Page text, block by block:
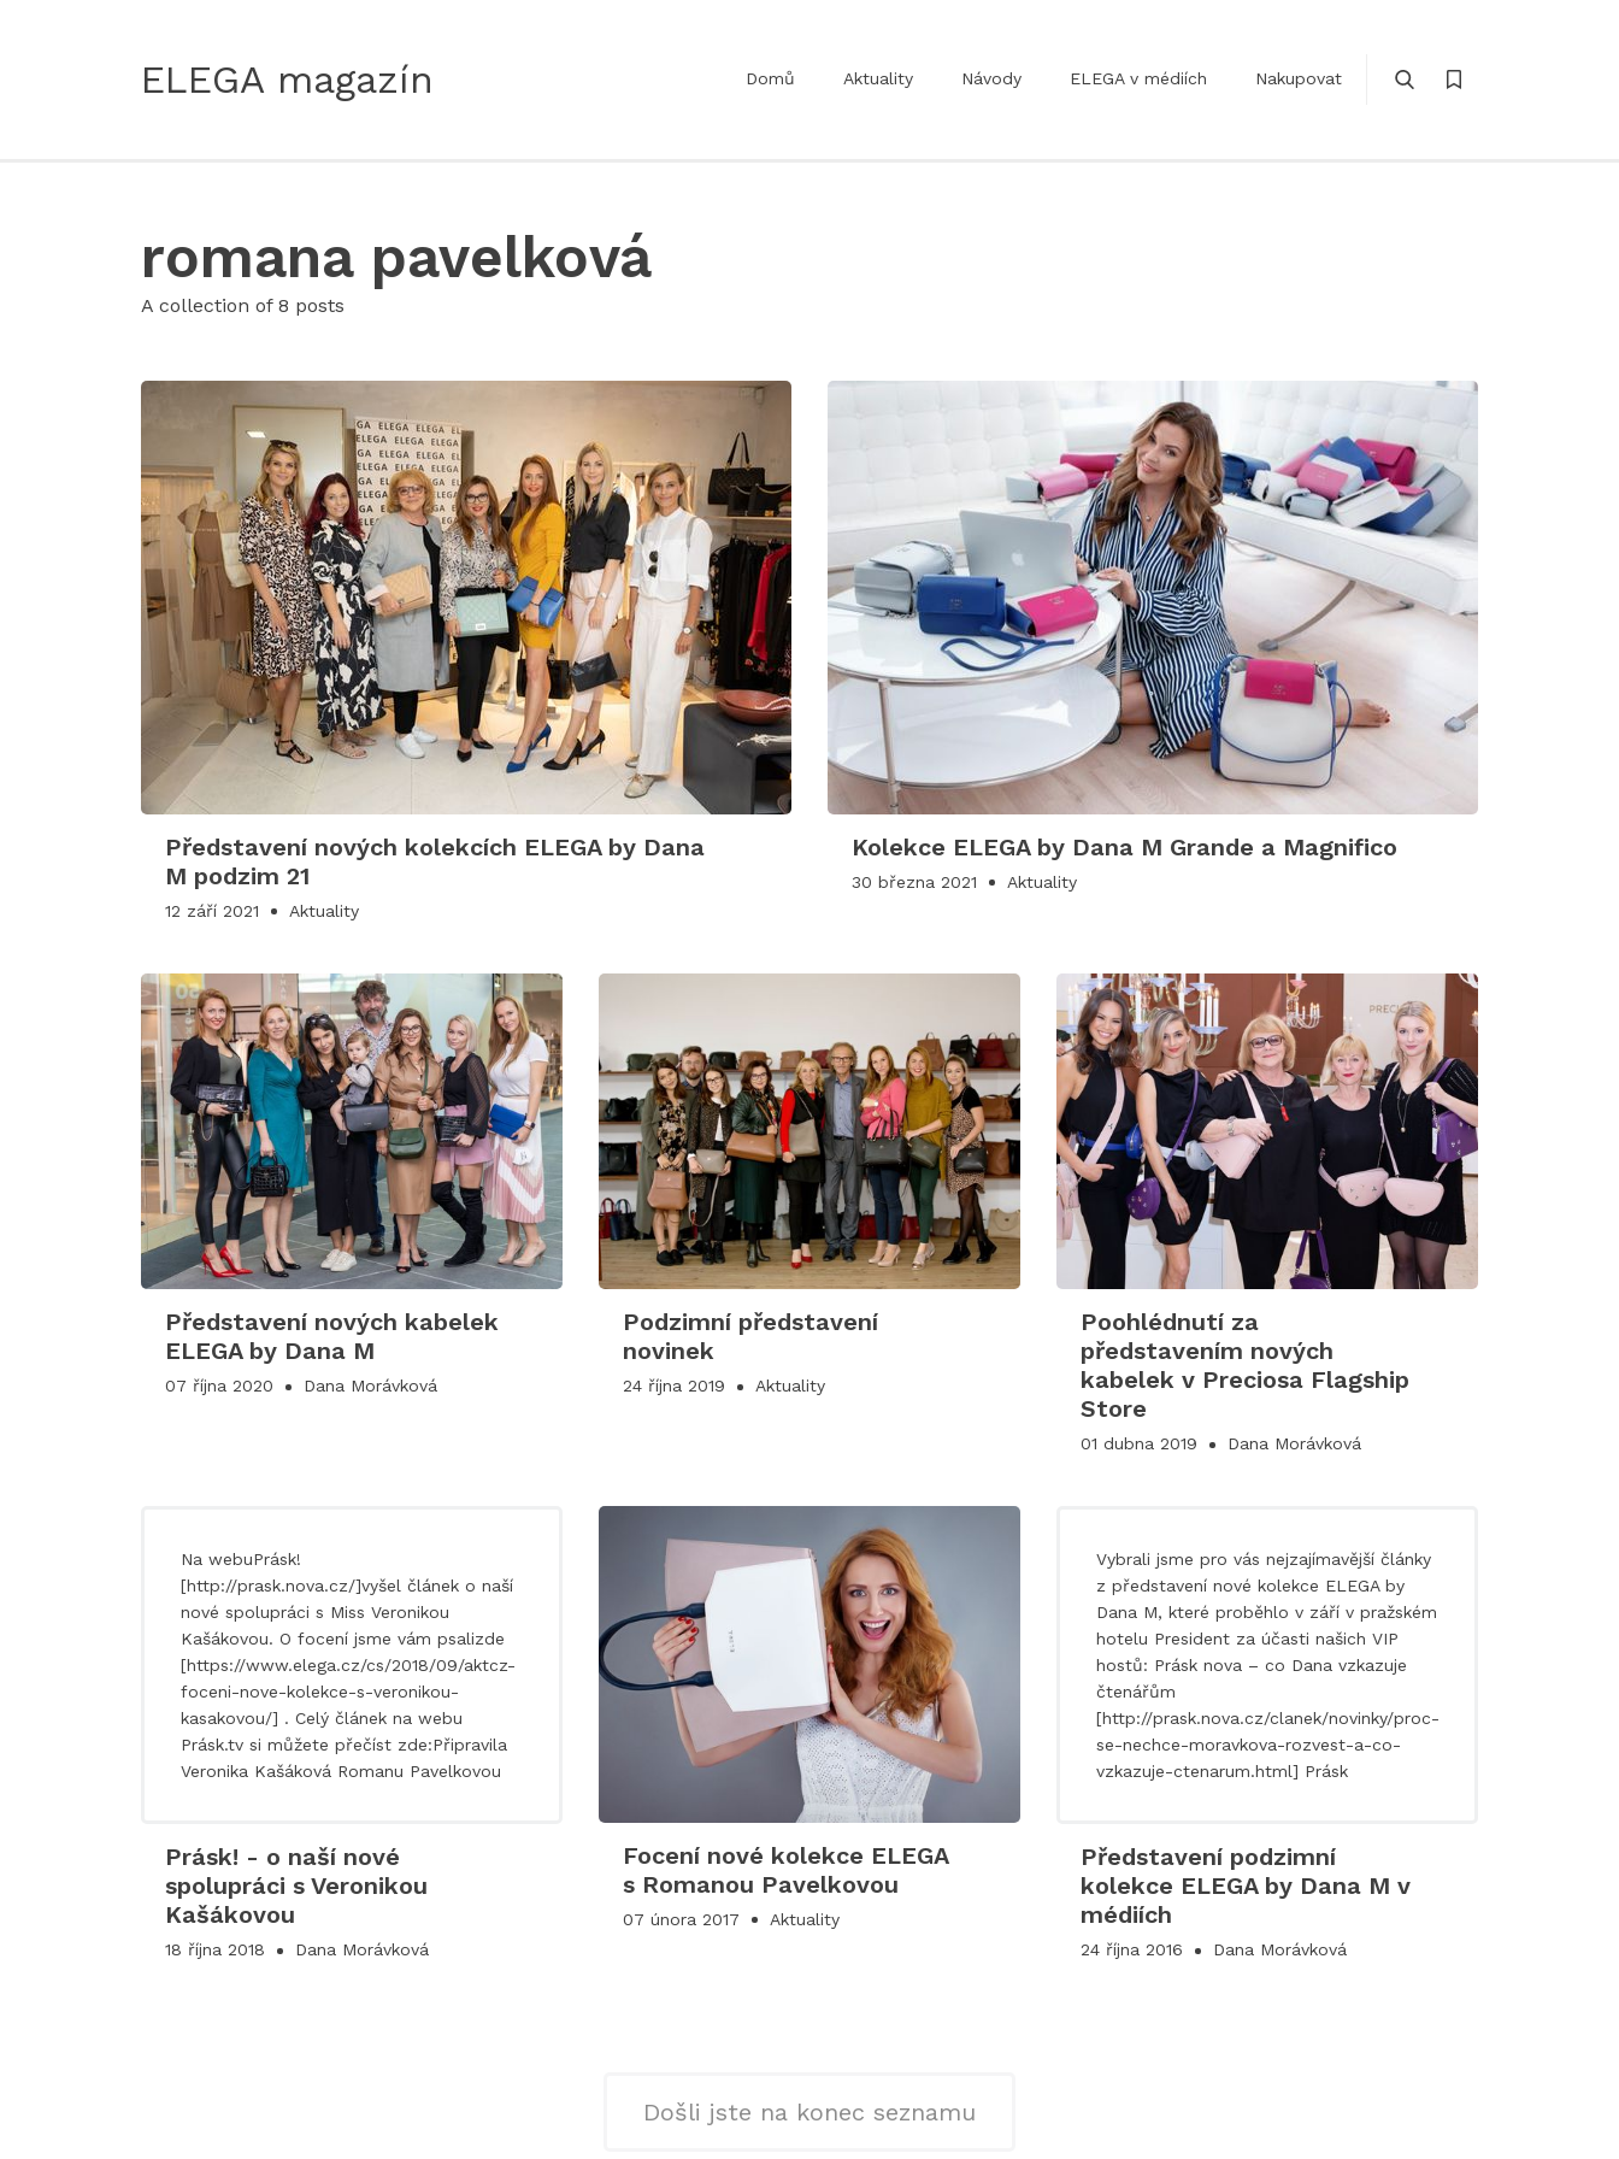
ELEGA magazín Domů Aktuality Návody ELEGA v médiích Nakupovat
romana pavelková
A collection of 8 posts
Představení nových kolekcích ELEGA by Dana
M podzim 21
12 září 2021 Aktuality
Kolekce ELEGA by Dana M Grande a Magnifico
30 března 2021 Aktuality
Představení nových kabelek
ELEGA by Dana M
07 října 2020 Dana Morávková
Podzimní představení
novinek
24 října 2019 Aktuality
Poohlédnutí za
představením nových
kabelek v Preciosa Flagship
Store
01 dubna 2019 Dana Morávková
Na webuPrásk!
[http://prask.nova.cz/]vyšel článek o naší
nové spolupráci s Miss Veronikou
Kašákovou. O focení jsme vám psalizde
[https://www.elega.cz/cs/2018/09/aktcz-
foceni-nove-kolekce-s-veronikou-
kasakovou/] . Celý článek na webu
Prásk.tv si můžete přečíst zde:Připravila
Veronika Kašáková Romanu Pavelkovou
Prásk! - o naší nové
spolupráci s Veronikou
Kašákovou
18 října 2018 Dana Morávková
Focení nové kolekce ELEGA
s Romanou Pavelkovou
07 února 2017 Aktuality
Vybrali jsme pro vás nejzajímavější články
z představení nové kolekce ELEGA by
Dana M, které proběhlo v září v pražském
hotelu President za účasti našich VIP
hostů: Prásk nova – co Dana vzkazuje
čtenářům
[http://prask.nova.cz/clanek/novinky/proc-
se-nechce-moravkova-rozvest-a-co-
vzkazuje-ctenarum.html] Prásk
Představení podzimní
kolekce ELEGA by Dana M v
médiích
24 října 2016 Dana Morávková
Došli jste na konec seznamu